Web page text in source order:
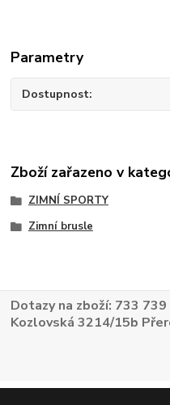
Parametry
Dostupnost
Zboží zařazeno v
ZIMNÍ SPORTY
Zimní brusle
Dotazy na zboží: 733
Kozlovská 3214/15b